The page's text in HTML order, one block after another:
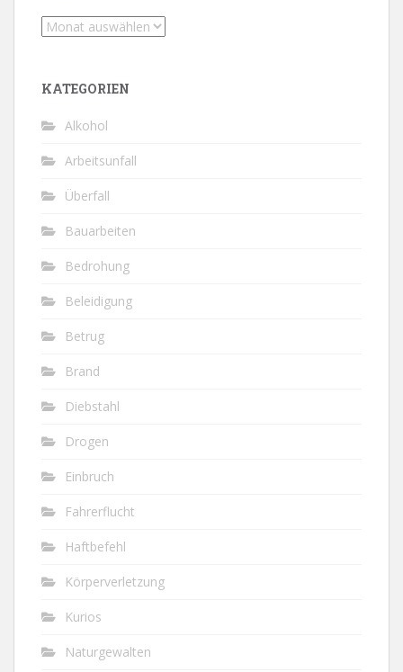
Archiv
KATEGORIEN
Alkohol
Arbeitsunfall
Überfall
Bauarbeiten
Bedrohung
Beleidigung
Betrug
Brand
Diebstahl
Drogen
Einbruch
Fahrerflucht
Haftbefehl
Körperverletzung
Kurios
Naturgewalten